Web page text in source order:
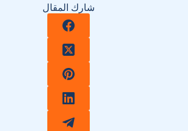
شارك المقال